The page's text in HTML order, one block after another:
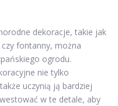
dekoracje, takie jak
fontanny, można
ogrodu.
nie tylko
uczynią ją bardziej
w te detale, aby